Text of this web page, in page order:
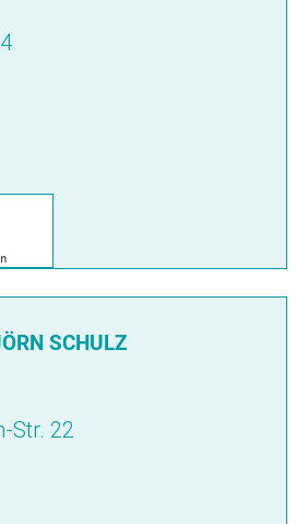
SCHULZ
Str. 22